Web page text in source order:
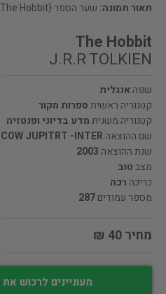
תאור תמונה: שער הספר {The Hobbit}
The Hobbit
J.R.R TOLKIEN
שפהאנגלית
קטגוריה ראשיתספרות מקור
קטגוריה משניתמדע בדיוני ופנטזיה
שם ההוצאה JUPITRT -INTER
שנת ההוצאה 2003
מצבטוב
כריכה רכה
מספר עמודים287
מחיר 40 ₪
מעוניינים לרכוש